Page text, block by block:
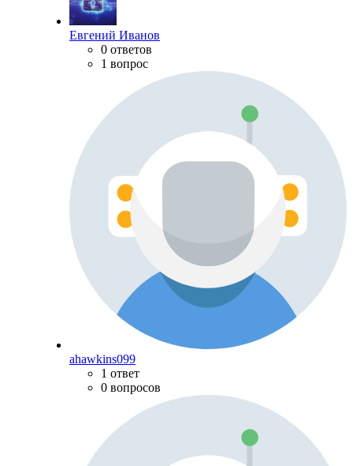
Евгений Иванов
0 ответов
1 вопрос
ahawkins099
1 ответ
0 вопросов